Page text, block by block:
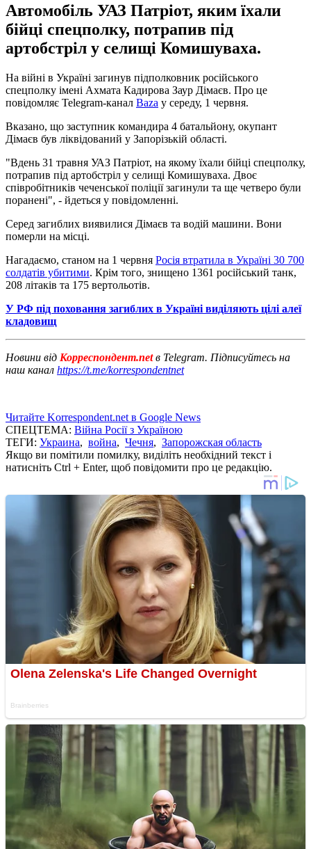
Автомобіль УАЗ Патріот, яким їхали
бійці спецполку, потрапив під
артобстріл у селищі Комишуваха.
На війні в Україні загинув підполковник російського
спецполку імені Ахмата Кадирова Заур Дімаєв. Про це
повідомляє Telegram-канал Baza у середу, 1 червня.
Вказано, що заступник командира 4 батальйону, окупант
Дімаєв був ліквідований у Запорізькій області.
"Вдень 31 травня УАЗ Патріот, на якому їхали бійці спецполку,
потрапив під артобстріл у селищі Комишуваха. Двоє
співробітників чеченської поліції загинули та ще четверо були
поранені", - йдеться у повідомленні.
Серед загиблих виявилися Дімаєв та водій машини. Вони
померли на місці.
Нагадаємо, станом на 1 червня Росія втратила в Україні 30 700
солдатів убитими. Крім того, знищено 1361 російський танк,
208 літаків та 175 вертольотів.
У РФ під поховання загиблих в Україні виділяють цілі алеї
кладовищ
Новини від Корреспондент.netв Telegram. Підписуйтесь на
наш канал https://t.me/korrespondentnet
Читайте Korrespondent.net в Google News
СПЕЦТЕМА: Війна Росії з Україною
ТЕГИ: Украина, война, Чечня, Запорожская область
Якщо ви помітили помилку, виділіть необхідний текст і
натисніть Ctrl + Enter, щоб повідомити про це редакцію.